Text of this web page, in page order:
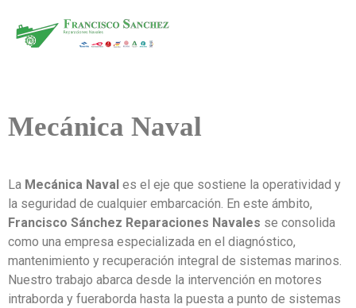
Mecánica Naval
La Mecánica Naval es el eje que sostiene la operatividad y
la seguridad de cualquier embarcación. En este ámbito,
Francisco Sánchez Reparaciones Navales se consolida
como una empresa especializada en el diagnóstico,
mantenimiento y recuperación integral de sistemas marinos.
Nuestro trabajo abarca desde la intervención en motores
intraborda y fueraborda hasta la puesta a punto de sistemas